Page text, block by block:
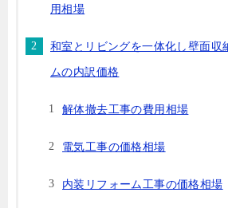
用相場
和室とリビングを一体化し壁面収
ムの内訳価格
解体撤去工事の費用相場
電気工事の価格相場
内装リフォーム工事の価格相場